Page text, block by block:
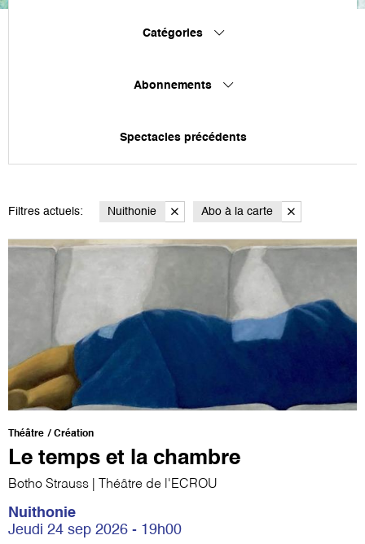
Catégories
Abonnements
Spectacles précédents
Filtres actuels: Nuithonie Abo à la carte
Théâtre Création
Le temps et la chambre
Botho Strauss | Théâtre de l'ECROU
Nuithonie
Jeudi 24 sep 2026 - 19h00